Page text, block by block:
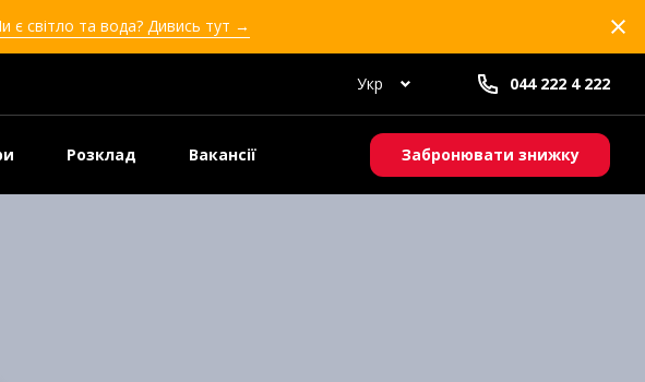
є світло та вода? Дивись тут →
Укр 044 222 4 222
Розклад Вакансії Забронювати знижку